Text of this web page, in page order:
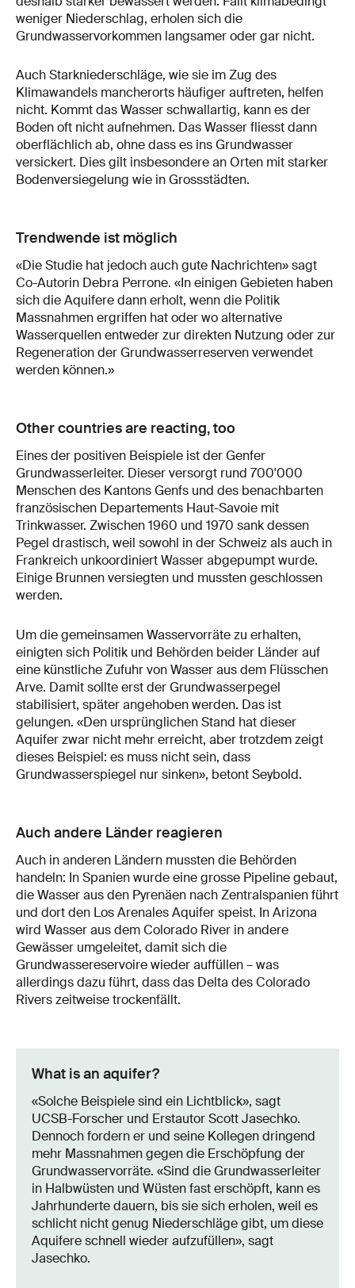
weniger Niederschlag, erholen sich die
Grundwasservorkommen langsamer oder gar nicht.
Auch Starkniederschläge, wie sie im Zug des
Klimawandels mancherorts häufiger auftreten, helfen
nicht. Kommt das Wasser schwallartig, kann es der
Boden oft nicht aufnehmen. Das Wasser fliesst dann
oberflächlich ab, ohne dass es ins Grundwasser
versickert. Dies gilt insbesondere an Orten mit starker
Bodenversiegelung wie in Grossstädten.
Trendwende ist möglich
«Die Studie hat jedoch auch gute Nachrichten» sagt
Co-Autorin Debra Perrone. «In einigen Gebieten haben
sich die Aquifere dann erholt, wenn die Politik
Massnahmen ergriffen hat oder wo alternative
Wasserquellen entweder zur direkten Nutzung oder zur
Regeneration der Grundwasserreserven verwendet
werden können.»
Other countries are reacting, too
Eines der positiven Beispiele ist der Genfer
Grundwasserleiter. Dieser versorgt rund 700'000
Menschen des Kantons Genfs und des benachbarten
französischen Departements Haut-Savoie mit
Trinkwasser. Zwischen 1960 und 1970 sank dessen
Pegel drastisch, weil sowohl in der Schweiz als auch in
Frankreich unkoordiniert Wasser abgepumpt wurde.
Einige Brunnen versiegten und mussten geschlossen
werden.
Um die gemeinsamen Wasservorräte zu erhalten,
einigten sich Politik und Behörden beider Länder auf
eine künstliche Zufuhr von Wasser aus dem Flüsschen
Arve. Damit sollte erst der Grundwasserpegel
stabilisiert, später angehoben werden. Das ist
gelungen. «Den ursprünglichen Stand hat dieser
Aquifer zwar nicht mehr erreicht, aber trotzdem zeigt
dieses Beispiel: es muss nicht sein, dass
Grundwasserspiegel nur sinken», betont Seybold.
Auch andere Länder reagieren
Auch in anderen Ländern mussten die Behörden
handeln: In Spanien wurde eine grosse Pipeline gebaut,
die Wasser aus den Pyrenäen nach Zentralspanien führt
und dort den Los Arenales Aquifer speist. In Arizona
wird Wasser aus dem Colorado River in andere
Gewässer umgeleitet, damit sich die
Grundwassereservoire wieder auffüllen – was
allerdings dazu führt, dass das Delta des Colorado
Rivers zeitweise trockenfällt.
What is an aquifer?
«Solche Beispiele sind ein Lichtblick», sagt
UCSB-Forscher und Erstautor Scott Jasechko.
Dennoch fordern er und seine Kollegen dringend
mehr Massnahmen gegen die Erschöpfung der
Grundwasservorräte. «Sind die Grundwasserleiter
in Halbwüsten und Wüsten fast erschöpft, kann es
Jahrhunderte dauern, bis sie sich erholen, weil es
schlicht nicht genug Niederschläge gibt, um diese
Aquifere schnell wieder aufzufüllen», sagt
Jasechko.